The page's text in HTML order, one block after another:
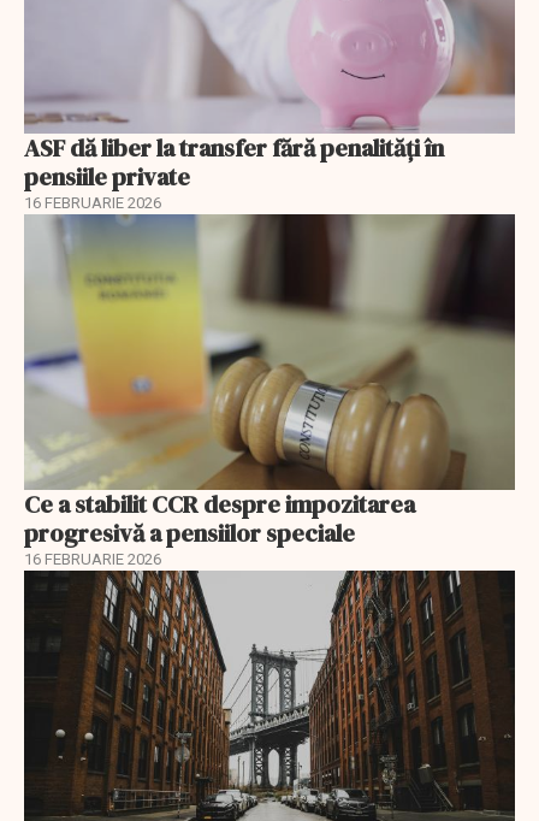
ASF dă liber la transfer fără penalități în
pensiile private
16 FEBRUARIE 2026
Ce a stabilit CCR despre impozitarea
progresivă a pensiilor speciale
16 FEBRUARIE 2026